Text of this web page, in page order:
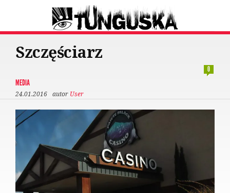
Szczęściarz
0
MEDIA
24.01.2016 autor User